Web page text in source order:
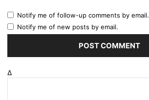
Notify me of follow-up comments by email.
Notify me of new posts by email.
Δ